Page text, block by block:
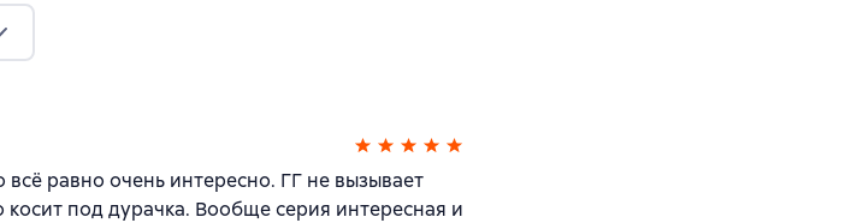
всё равно очень интересно. ГГ не вызывает
под дурачка. Вообще серия интересная и